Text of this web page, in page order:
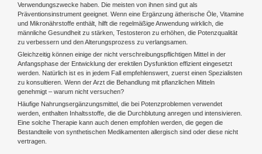
Verwendungszwecke haben. Die meisten von ihnen sind gut als
Präventionsinstrument geeignet. Wenn eine Ergänzung ätherische Öle, Vitamine
und Mikronährstoffe enthält, hilft die regelmäßige Anwendung wirklich, die
männliche Gesundheit zu stärken, Testosteron zu erhöhen, die Potenzqualität
zu verbessern und den Alterungsprozess zu verlangsamen.
Gleichzeitig können einige der nicht verschreibungspflichtigen Mittel in der
Anfangsphase der Entwicklung der erektilen Dysfunktion effizient eingesetzt
werden. Natürlich ist es in jedem Fall empfehlenswert, zuerst einen Spezialisten
zu konsultieren. Wenn der Arzt die Behandlung mit pflanzlichen Mitteln
genehmigt – warum nicht versuchen?
Häufige Nahrungsergänzungsmittel, die bei Potenzproblemen verwendet
werden, enthalten Inhaltsstoffe, die die Durchblutung anregen und intensivieren.
Eine solche Therapie kann auch denen empfohlen werden, die gegen die
Bestandteile von synthetischen Medikamenten allergisch sind oder diese nicht
vertragen.